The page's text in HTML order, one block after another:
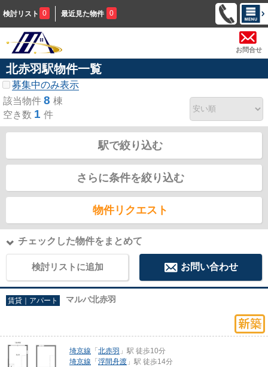
検討リスト 0 最近見た物件 0
お問合せ
北赤羽駅物件一覧
募集中のみ表示
該当物件 8 棟
空き数 1 件
駅で絞り込む
さらに条件を絞り込む
物件リクエスト
チェックした物件をまとめて
検討リストに追加 お問い合わせ
賃貸｜アパート マルバ北赤羽
埼京線 「 北赤羽 」駅 徒歩10分
埼京線 「 浮間舟渡 」駅 徒歩14分